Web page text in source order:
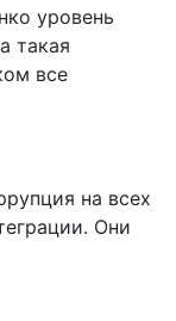
уровень
такая
все
на всех
Они